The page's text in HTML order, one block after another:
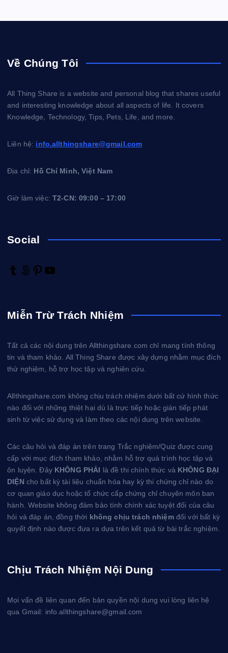
Về Chúng Tôi
All Thing Share is a website and personal blog that shares useful
and interesting knowledge about all aspects of life. It covers
Knowledge, Technology, Tips, Pets, Life, and more.
Liên hệ: info.allthingshare@gmail.com
Địa chỉ: Hồ Chí Minh, Việt Nam
Giờ làm việc:T2-CN: 09:00 – 17:00
Social
T
l
5
x
P
e
Miễn Trừ Trách Nhiệm
Tất cả các nội dung trên Allthingshare.com chỉ mang tính thông
tin và tham khảo. All Thing Share được xây dựng nhằm mục đích
thử nghiệm, hỗ trợ học tập và nghiên cứu.
Allthingshare.com không chịu trách nhiệm dưới bất cứ hình thức
nào đối với những thiệt hại dù là trực tiếp hoặc gián tiếp phát
sinh từ việc sử dụng và làm theo các nội dung trên website.
Các câu hỏi và đáp án trên trang Trắc nghiệm/Quiz được cung
cấp với mục đích tham khảo, nhằm hỗ trợ quá trình học tập và
ôn luyện. Đây KHÔNG PHẢI là đề thi chính thức và KHÔNG ĐẠI
DIỆN cho bất kỳ tài liệu chuẩn hóa hay kỳ thi chứng chỉ nào do
cơ quan giáo dục hoặc tổ chức cấp chứng chỉ chuyên môn ban
hành. Website không đảm bảo tính chính xác tuyệt đối của câu
hỏi và đáp án, đồng thời không chịu trách nhiệmđối với bất kỳ
quyết định nào được đưa ra dựa trên kết quả từ bài trắc nghiệm.
Chịu Trách Nhiệm Nội Dung
Mọi vấn đề liên quan đến bản quyền nội dung vui lòng liên hệ
qua Gmail: info.allthingshare@gmail.com